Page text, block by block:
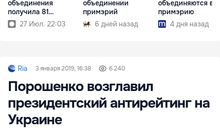
объединения
получила 81
примэрия
27 Июл. 22:03
объединении
примэрий
6 дней назад
объединяются в
примэрию
4 дня назад
Ria 3 января 2019, 16:38 6 240
Порошенко возглавил
президентский антирейтинг на
Украине